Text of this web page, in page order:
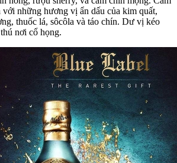
với những hương vị ẩn dấu của kim quất,
thuốc lá, sôcôla và táo chín. Dư vị kéo
nơi cổ họng.